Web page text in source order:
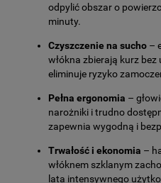
odpylić obszar o
minuty.
Czyszczenie na sucho –
włókna zbierają kurz
eliminuje ryzyko
Pełna ergonomia –
narożniki i trudno
zapewnia wygodną i
Trwałość i ekonomia –
włóknem szklanym
lata intensywnego